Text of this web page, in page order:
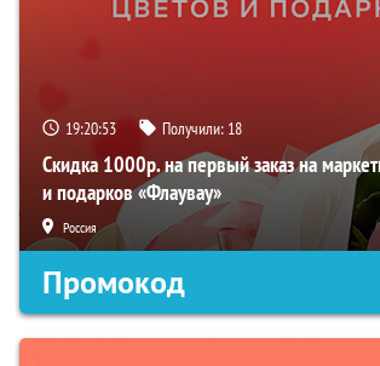
19:20:52 Получили: 18
Скидка 1000р. на первый заказ на
и подарков «Флаувау»
Россия
Промокод